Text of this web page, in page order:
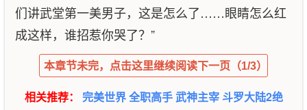
们讲武堂第一美男子，这是怎么了……眼睛怎么红
成这样，谁招惹你哭了？”
本章节未完，点击这里继续阅读下一页（1/3）
相关推荐： 完美世界全职高手武神主宰 斗罗大陆2绝